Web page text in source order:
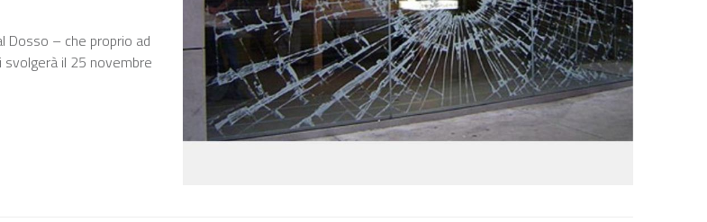
Dosso – che proprio ad
svolgerà il 25 novembre